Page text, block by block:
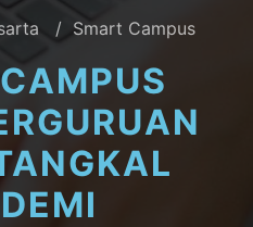
Smart Campus